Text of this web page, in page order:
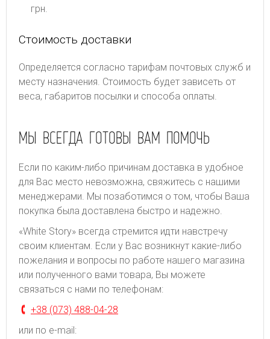
грн.
Стоимость доставки
Определяется согласно тарифам почтовых служб и
месту назначения. Стоимость будет зависеть от
веса, габаритов посылки и способа оплаты.
МЫ ВСЕГДА ГОТОВЫ ВАМ ПОМОЧЬ
Если по каким-либо причинам доставка в удобное
для Вас место невозможна, свяжитесь с нашими
менеджерами. Мы позаботимся о том, чтобы Ваша
покупка была доставлена быстро и надежно.
«White Story» всегда стремится идти навстречу
своим клиентам. Если у Вас возникнут какие-либо
пожелания и вопросы по работе нашего магазина
или полученного вами товара, Вы можете
связаться с нами по телефонам:
+38 (073) 488-04-28
или по e-mail: